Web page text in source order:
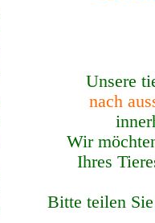
Unsere
nach
Wir
Ihres
Bitte teilen